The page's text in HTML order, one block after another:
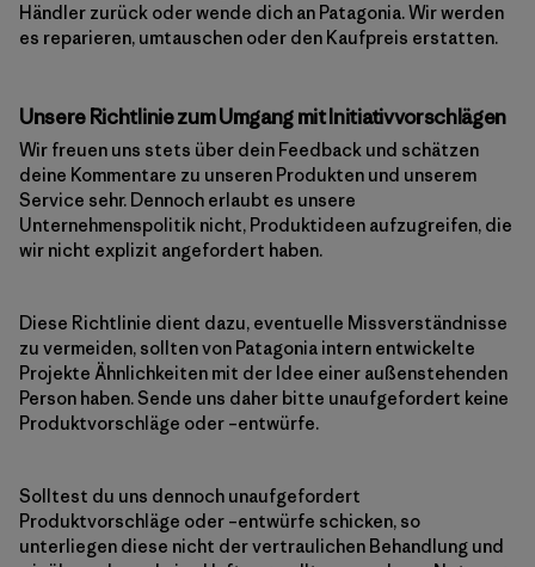
Händler zurück oder wende dich an Patagonia. Wir werden
es reparieren, umtauschen oder den Kaufpreis erstatten.
Unsere Richtlinie zum Umgang mit Initiativvorschlägen
Wir freuen uns stets über dein Feedback und schätzen
deine Kommentare zu unseren Produkten und unserem
Service sehr. Dennoch erlaubt es unsere
Unternehmenspolitik nicht, Produktideen aufzugreifen, die
wir nicht explizit angefordert haben.
Diese Richtlinie dient dazu, eventuelle Missverständnisse
zu vermeiden, sollten von Patagonia intern entwickelte
Projekte Ähnlichkeiten mit der Idee einer außenstehenden
Person haben. Sende uns daher bitte unaufgefordert keine
Produktvorschläge oder –entwürfe.
Solltest du uns dennoch unaufgefordert
Produktvorschläge oder –entwürfe schicken, so
unterliegen diese nicht der vertraulichen Behandlung und